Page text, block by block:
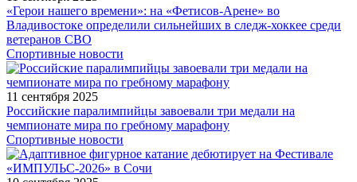
«Герои нашего времени»: на «Фетисов-Арене» во
Владивостоке определили сильнейших в следж-хоккее среди
ветеранов СВО
Спортивные новости
11 сентября 2025
Российские паралимпийцы завоевали три медали на
чемпионате мира по гребному марафону
Спортивные новости